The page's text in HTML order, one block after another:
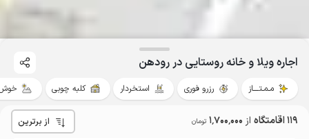
اجاره ویلا و خانه روستایی در رودهن
مـمـتــــاز رزرو فوری استخردار کلبه چوبی خوش
119 اقامتگاه از 1٬700٬000 تومان از برترین